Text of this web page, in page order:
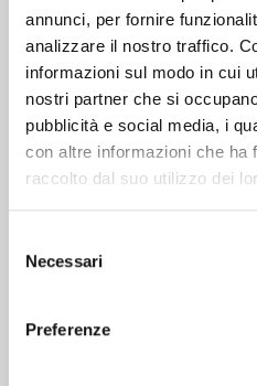
annunci, per fornire
analizzare il nostro traffico.
informazioni sul modo in cui
nostri partner che si
pubblicità e social media, i
con altre informazioni che ha
raccolto dal suo utilizzo dei
delNecessari
Preferenze
Altri volumi